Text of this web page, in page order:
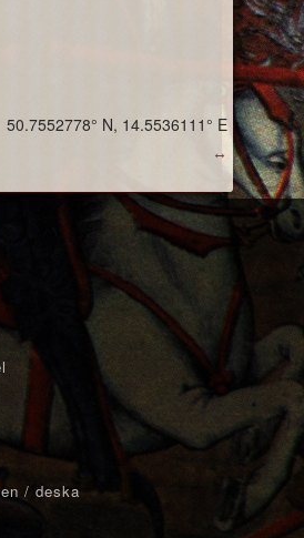
↔
50.7552778° N, 14.5536111° E
/ deska